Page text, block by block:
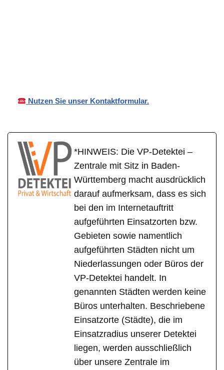
Nutzen Sie unser Kontaktformular.
*HINWEIS: Die VP-Detektei –
Zentrale mit Sitz in Baden-
Württemberg macht ausdrücklich
darauf aufmerksam, dass es sich
bei den im Internetauftritt
aufgeführten Einsatzorten bzw.
Gebieten sowie namentlich
aufgeführten Städten nicht um
Niederlassungen oder Büros der
VP-Detektei handelt. In
genannten Städten werden keine
Büros unterhalten. Beschriebene
Einsatzorte (Städte), die im
Einsatzradius unserer Detektei
liegen, werden ausschließlich
über unsere Zentrale im